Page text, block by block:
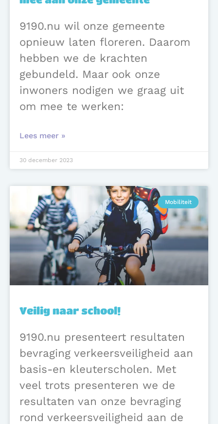
9190.nu wil onze gemeente
opnieuw laten floreren. Daarom
hebben we de krachten
gebundeld. Maar ook onze
inwoners nodigen we graag uit
om mee te werken:
Lees meer »
30 december 2023
Mobiliteit
Veilig naar school!
9190.nu presenteert resultaten
bevraging verkeersveiligheid aan
basis-en kleuterscholen. Met
veel trots presenteren we de
resultaten van onze bevraging
rond verkeersveiligheid aan de